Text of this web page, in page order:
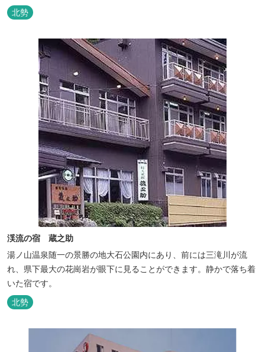
北勢
渓流の宿 蔵之助
湯ノ山温泉随一の景勝の地大石公園内にあり、前には三滝川が流
れ、県下最大の花崗岩が眼下に見ることができます。静かで落ち着
いた宿です。
北勢